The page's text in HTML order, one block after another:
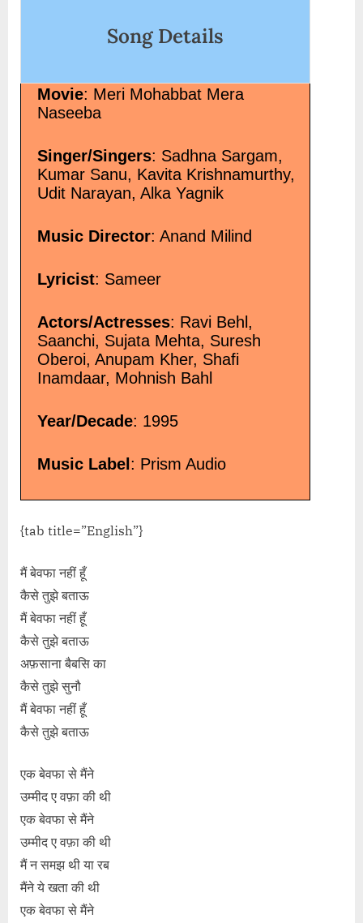
Song Details
Movie: Meri Mohabbat Mera
Naseeba
Singer/Singers: Sadhna Sargam,
Kumar Sanu, Kavita Krishnamurthy,
Udit Narayan, Alka Yagnik
Music Director: Anand Milind
Lyricist: Sameer
Actors/Actresses: Ravi Behl,
Saanchi, Sujata Mehta, Suresh
Oberoi, Anupam Kher, Shafi
Inamdaar, Mohnish Bahl
Year/Decade: 1995
Music Label : Prism Audio
{tab title=”English”}
मैं बेवफा नहीं हूँ
कैसे तुझे बताऊ
मैं बेवफा नहीं हूँ
कैसे तुझे बताऊ
अफ़साना बैबसि का
कैसे तुझे सुनौ
मैं बेवफा नहीं हूँ
कैसे तुझे बताऊ
एक बेवफा से मैंने
उम्मीद ए वफ़ा की थी
एक बेवफा से मैंने
उम्मीद ए वफ़ा की थी
मैं न समझ थी या रब
मैंने ये खता की थी
एक बेवफा से मैंने